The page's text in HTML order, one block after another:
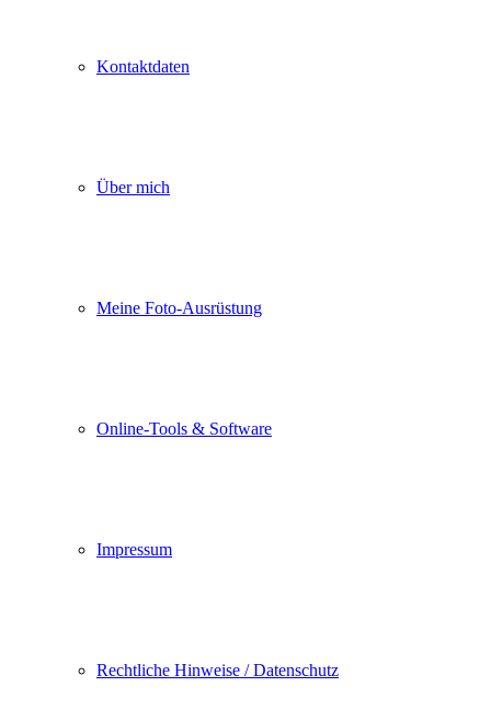
Kontaktdaten
Über mich
Meine Foto-Ausrüstung
Online-Tools & Software
Impressum
Rechtliche Hinweise / Datenschutz